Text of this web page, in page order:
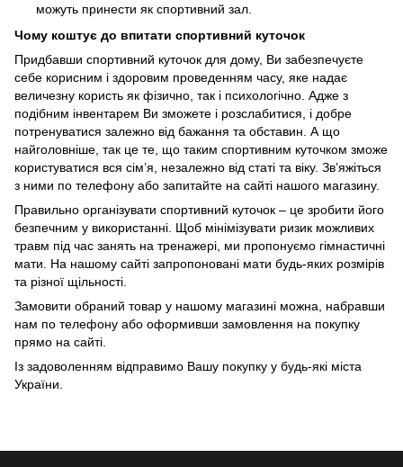
можуть принести як спортивний зал.
Чому коштує до впитати спортивний куточок
Придбавши спортивний куточок для дому, Ви забезпечуєте
себе корисним і здоровим проведенням часу, яке надає
величезну користь як фізично, так і психологічно. Адже з
подібним інвентарем Ви зможете і розслабитися, і добре
потренуватися залежно від бажання та обставин. А що
найголовніше, так це те, що таким спортивним куточком зможе
користуватися вся сім’я, незалежно від статі та віку. Зв’яжіться
з ними по телефону або запитайте на сайті нашого магазину.
Правильно організувати спортивний куточок – це зробити його
безпечним у використанні. Щоб мінімізувати ризик можливих
травм під час занять на тренажері, ми пропонуємо гімнастичні
мати. На нашому сайті запропоновані мати будь-яких розмірів
та різної щільності.
Замовити обраний товар у нашому магазині можна, набравши
нам по телефону або оформивши замовлення на покупку
прямо на сайті.
Із задоволенням відправимо Вашу покупку у будь-які міста
України.